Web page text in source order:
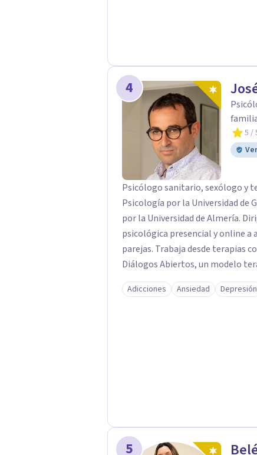
en cada paso de este camino.
4
5 /
Psicólogo sanitario, sexólogo y
Psicología por la Universidad de
por la Universidad de Almería.
psicológica presencial y online a
parejas. Trabaja desde terapias
Diálogos Abiertos, un modelo
Destaca por crear un vínculo
prácticas y metáforas que
Adicciones Ansiedad Depresión
5